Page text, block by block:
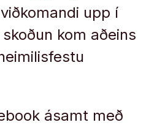
upp í
kom aðeins
ásamt með